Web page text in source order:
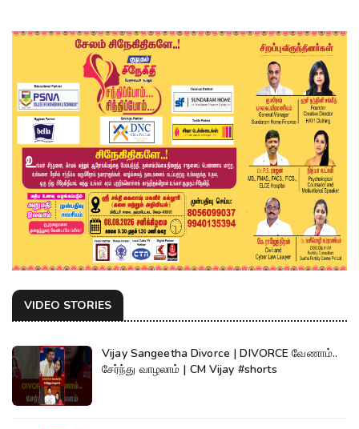
VIDEO STORIES
Vijay Sangeetha Divorce | DIVORCE வேணாம்..
சேர்ந்து வாழலாம் | CM Vijay #shorts